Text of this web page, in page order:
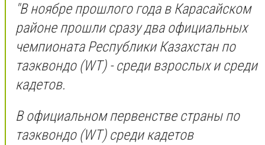
"В ноябре прошлого года в Карасайском
районе прошли сразу два официальных
чемпионата Республики Казахстан по
таэквондо (WT) - среди взрослых и среди
кадетов.
В официальном первенстве страны по
таэквондо (WT) среди кадетов